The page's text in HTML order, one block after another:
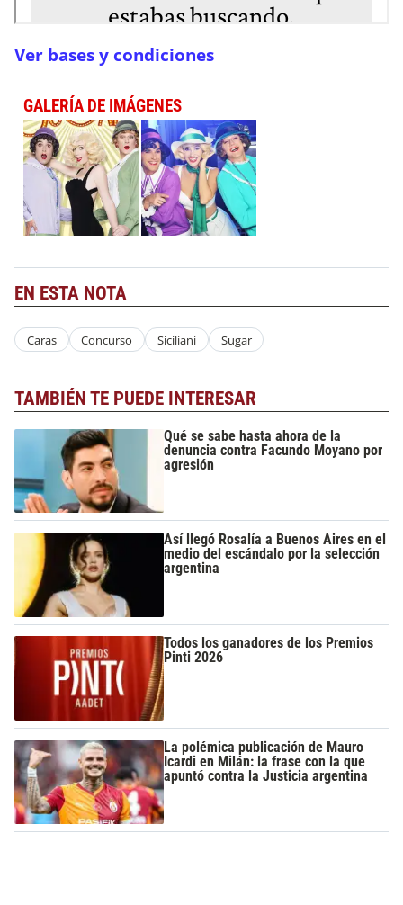
Ver bases y condiciones
GALERÍA DE IMÁGENES
EN ESTA NOTA
Caras Concurso Siciliani Sugar
TAMBIÉN TE PUEDE INTERESAR
Qué se sabe hasta ahora de la
denuncia contra Facundo Moyano por
agresión
Así llegó Rosalía a Buenos Aires en el
medio del escándalo por la selección
argentina
Todos los ganadores de los Premios
Pinti 2026
La polémica publicación de Mauro
Icardi en Milán: la frase con la que
apuntó contra la Justicia argentina